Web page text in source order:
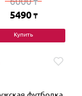
₸
5490 ₸
Купить